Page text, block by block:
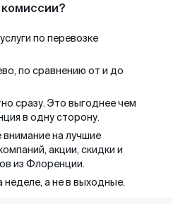
по перевозке
по сравнению от и до
сразу. Это выгоднее чем
в одну сторону.
на лучшие
акции, скидки и
из Флоренции.
неделе, а не в выходные.